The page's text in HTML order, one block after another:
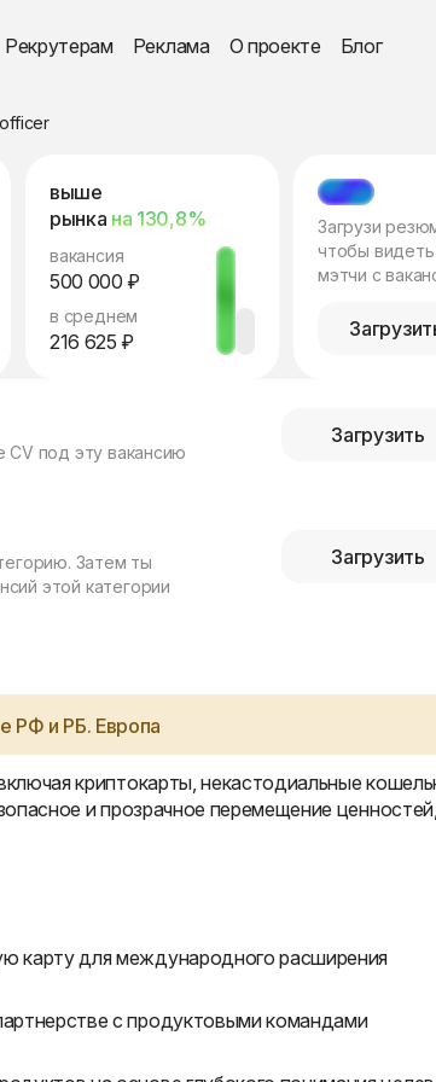
Рекрутерам Реклама О проекте Блог
выше
рынка на 130,8%
вакансия
500 000 ₽
в среднем
216 625 ₽
МЭТЧ
Загрузи
чтобы видеть
мэтчи с
под эту вакансию
Загрузить
Затем ты
этой категории
Загрузить
РФ и РБ. Европа
криптокарты, некастодиальные
и прозрачное перемещение
карту для международного расширения
с продуктовыми командами